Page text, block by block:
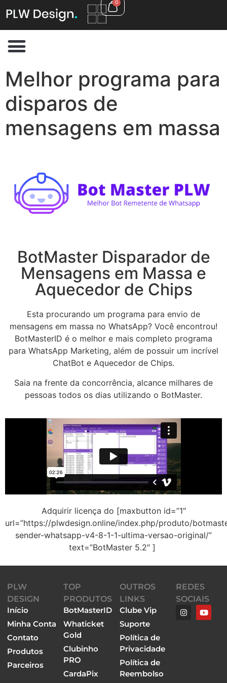
0
Melhor programa para
disparos de
mensagens em massa
BotMaster Disparador de
Mensagens em Massa e
Aquecedor de Chips
Esta procurando um programa para envio de
mensagens em massa no WhatsApp? Você encontrou!
BotMasterID é o melhor e mais completo programa
para WhatsApp Marketing, além de possuir um incrível
ChatBot e Aquecedor de Chips.
Saia na frente da concorrência, alcance milhares de
pessoas todos os dias utilizando o BotMaster.
Adquirir licença do [maxbutton id=”1″
url=”https://plwdesign.online/index.php/produto/
sender-whatsapp-v4-8-1-1-ultima-versao-original/”
text=”BotMaster 5.2″ ]
PLW
DESIGN
Início
Minha Conta
Contato
Produtos
Parceiros
TOP
PRODUTOS
BotMasterID
Whaticket
Gold
Clubinho
PRO
CardaPix
OUTROS
LINKS
Clube Vip
Suporte
Política de
Privacidade
Política de
Reembolso
REDES
SOCIAIS